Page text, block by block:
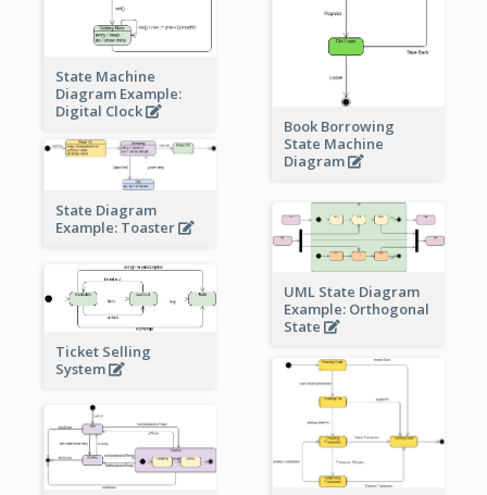
State Machine
Diagram Example:
Digital Clock
Book Borrowing
State Machine
Diagram
State Diagram
Example: Toaster
UML State Diagram
Example: Orthogonal
State
Ticket Selling
System